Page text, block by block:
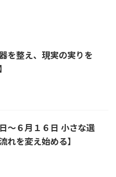
を整え、現実の実りを
〜６月１６日 小さな選
れを変え始める】